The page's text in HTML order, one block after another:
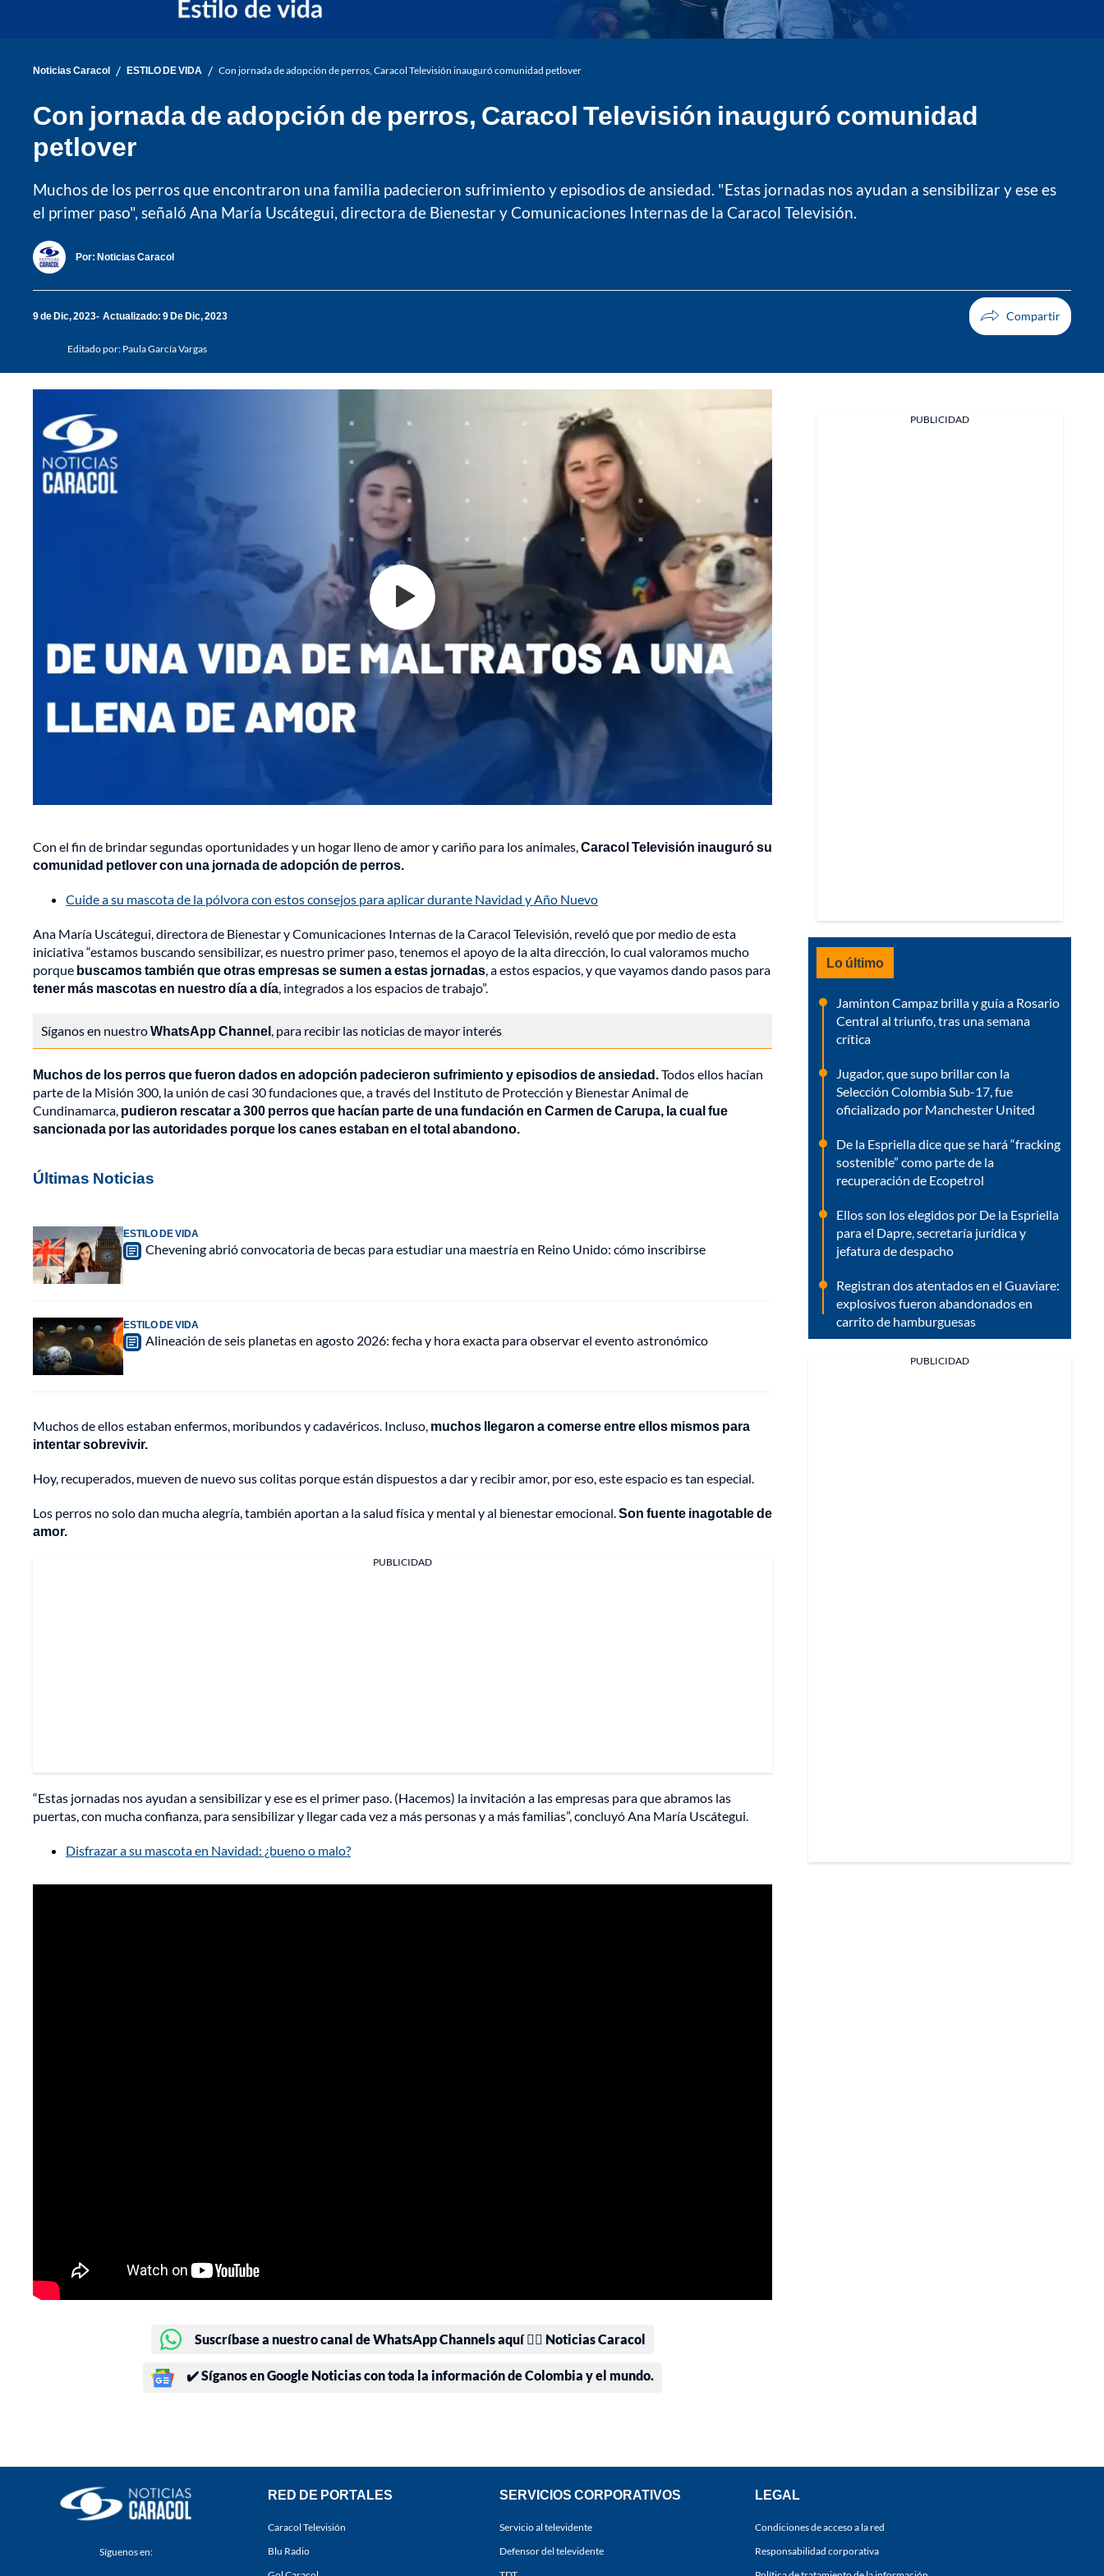
Noticias Caracol / ESTILO DE VIDA / Con jornada de adopción de perros, Caracol Televisión inauguró comunidad petlover
Con jornada de adopción de perros, Caracol Televisión inauguró comunidad
petlover
Muchos de los perros que encontraron una familia padecieron sufrimiento y episodios de ansiedad. "Estas jornadas nos ayudan a sensibilizar y ese es
el primer paso", señaló Ana María Uscátegui, directora de Bienestar y Comunicaciones Internas de la Caracol Televisión.
Por: Noticias Caracol
9 de Dic, 2023 Actualizado: 9 De Dic, 2023
Editado por: Paula García Vargas
Con el fin de brindar segundas oportunidades y un hogar lleno de amor y cariño para los animales,Caracol Televisión inauguró su
comunidad petlover con una jornada de adopción de perros.
Cuide a su mascota de la pólvora con estos consejos para aplicar durante Navidad y Año Nuevo
Ana María Uscátegui, directora de Bienestar y Comunicaciones Internas de la Caracol Televisión, reveló que por medio de esta
iniciativa “estamos buscando sensibilizar, es nuestro primer paso, tenemos el apoyo de la alta dirección, lo cual valoramos mucho
porque buscamos también que otras empresas se sumen a estas jornadas, a estos espacios, y que vayamos dando pasos para
tener más mascotas en nuestro día a día, integrados a los espacios de trabajo”.
Síganos en nuestroWhatsApp Channel, para recibir las noticias de mayor interés
Muchos de los perros que fueron dados en adopción padecieron sufrimiento y episodios de ansiedad.Todos ellos hacían
parte de la Misión 300, la unión de casi 30 fundaciones que, a través del Instituto de Protección y Bienestar Animal de
Cundinamarca, pudieron rescatar a 300 perros que hacían parte de una fundación en Carmen de Carupa, la cual fue
sancionada por las autoridades porque los canes estaban en el total abandono.
Últimas Noticias
ESTILO DE VIDA
Chevening abrió convocatoria de becas para estudiar una maestría en Reino Unido: cómo inscribirse
ESTILO DE VIDA
Alineación de seis planetas en agosto 2026: fecha y hora exacta para observar el evento astronómico
Muchos de ellos estaban enfermos, moribundos y cadavéricos. Incluso, muchos llegaron a comerse entre ellos mismos para
intentar sobrevivir.
Hoy, recuperados, mueven de nuevo sus colitas porque están dispuestos a dar y recibir amor, por eso, este espacio es tan especial.
Los perros no solo dan mucha alegría, también aportan a la salud física y mental y al bienestar emocional.Son fuente inagotable de
amor.
PUBLICIDAD
“Estas jornadas nos ayudan a sensibilizar y ese es el primer paso. (Hacemos) la invitación a las empresas para que abramos las
puertas, con mucha confianza, para sensibilizar y llegar cada vez a más personas y a más familias”, concluyó Ana María Uscátegui.
Disfrazar a su mascota en Navidad: ¿bueno o malo?
Suscríbase a nuestro canal de WhatsApp Channels aquí 👉🏻 Noticias Caracol
✔️ Síganos en Google Noticias con toda la información de Colombia y el mundo.
PUBLICIDAD
Lo último
Jaminton Campaz brilla y guía a Rosario
Central al triunfo, tras una semana
crítica
Jugador, que supo brillar con la
Selección Colombia Sub-17, fue
oficializado por Manchester United
De la Espriella dice que se hará “fracking
sostenible” como parte de la
recuperación de Ecopetrol
Ellos son los elegidos por De la Espriella
para el Dapre, secretaría jurídica y
jefatura de despacho
Registran dos atentados en el Guaviare:
explosivos fueron abandonados en
carrito de hamburguesas
PUBLICIDAD
Síguenos en:
RED DE PORTALES
Caracol Televisión
Blu Radio
SERVICIOS CORPORATIVOS
Servicio al televidente
Defensor del televidente
LEGAL
Condiciones de acceso a la red
Responsabilidad corporativa